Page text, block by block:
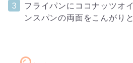
フライパンにココナッツオ
ンスパンの両面をこんがりと